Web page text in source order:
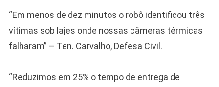
“Em menos de dez minutos o robô identificou três
vítimas sob lajes onde nossas câmeras térmicas
falharam” – Ten. Carvalho, Defesa Civil.
“Reduzimos em 25% o tempo de entrega de